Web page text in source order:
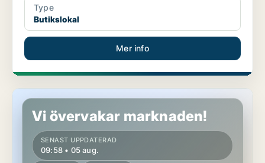
Type
Butikslokal
Mer info
Butikslokal i Karlstad
Vi övervakar marknaden!
SENAST UPPDATERAD
09:58 • 05 aug.